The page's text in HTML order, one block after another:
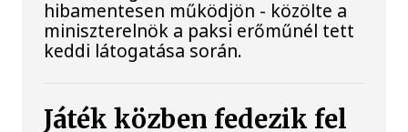
hibamentesen működjön - közölte a
miniszterelnök a paksi erőműnél tett
keddi látogatása során.
Játék közben fedezik fel